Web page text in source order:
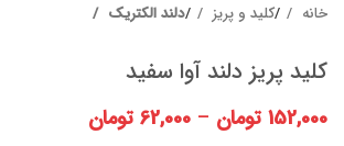
خانه کلید و پریز دلند الکتریک
کلید پریز دلند آوا سفید
152,000 تومان –
62,000 تومان